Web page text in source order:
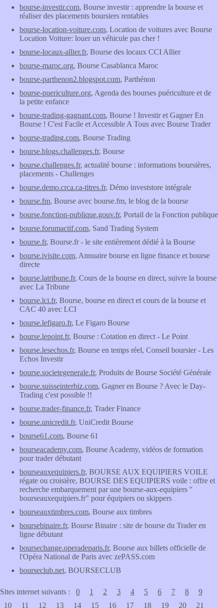
bourse-investir.com, Bourse investir : apprendre la bourse et
réaliser des placements boursiers rentables
bourse-location-voiture.com, Location de voitures avec Bourse
Location Voiture: louer un véhicule pas cher !
bourse-locaux-allier.fr, Bourse des locaux CCI Allier
bourse-maroc.org, Bourse Casablanca Maroc
bourse-parthenon2.blogspot.com, Parthénon
bourse-puericulture.org, Agenda des bourses puériculture et de
la petite enfance
bourse-trading-gagnant.com, Bourse ! Investir et Gagner En
Bourse ! C'est Facile et Accessible A Tous avec Bourse Trader
bourse-trading.com, Bourse Trading
bourse.blogs.challenges.fr, Bourse
bourse.challenges.fr, actualité bourse : informations boursières,
placements - Challenges
bourse.demo.crca.ca-titres.fr, Démo investstore intégrale
bourse.fm, Bourse avec bourse.fm, le blog de la bourse
bourse.fonction-publique.gouv.fr, Portail de la Fonction publique
bourse.forumactif.com, Sand Trading System
bourse.fr, Bourse.fr - le site entièrement dédié à la Bourse
bourse.ivisite.com, Annuaire bourse en ligne finance et bourse
directe
bourse.latribune.fr, Cours de la bourse en direct, suivre la bourse
avec La Tribune
bourse.lci.fr, Bourse, bourse en direct et cours de la bourse et
CAC 40 avec LCI
bourse.lefigaro.fr, Le Figaro Bourse
bourse.lepoint.fr, Bourse : Cotation en direct - Le Point
bourse.lesechos.fr, Bourse en temps réel, Conseil boursier - Les
Echos Investir
bourse.societegenerale.fr, Produits de Bourse Société Générale
bourse.suisseinterbiz.com, Gagner en Bourse ? Avec le Day-
Trading c'est possible !!
bourse.trader-finance.fr, Trader Finance
bourse.unicredit.fr, UniCredit Bourse
bourse61.com, Bourse 61
bourseacademy.com, Bourse Academy, vidéos de formation
pour trader débutant
bourseauxequipiers.fr, BOURSE AUX EQUIPIERS VOILE
régate ou croisière, BOURSE DES EQUIPIERS voile : offre et
recherche embarquement par une bourse-aux-equipiers "
bourseauxequipiers.fr" pour équipiers ou skippers
bourseauxtimbres.com, Bourse aux timbres
boursebinaire.fr, Bourse Binaire : site de bourse du Trader en
ligne débutant
boursechange.operadeparis.fr, Bourse aux billets officielle de
l'Opéra National de Paris avec zePASS.com
bourseclub.net, BOURSECLUB
Sites internet suivants : 0 1 2 3 4 5 6 7 8
9
10
11 12 13 14 15 16 17 18 19 20 21